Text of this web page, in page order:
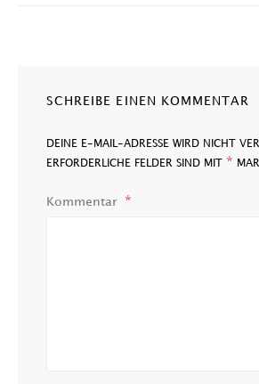
SCHREIBE EINEN KOMMENTAR
DEINE E-MAIL-ADRESSE WIRD NICHT
ERFORDERLICHE FELDER SIND MIT *
Kommentar